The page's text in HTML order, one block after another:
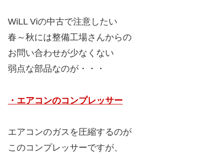
WiLL Viの中古で注意したい
春～秋には整備工場さんからの
お問い合わせが少なくない
弱点な部品なのが・・・
・エアコンのコンプレッサー
エアコンのガスを圧縮するのが
このコンプレッサーですが、